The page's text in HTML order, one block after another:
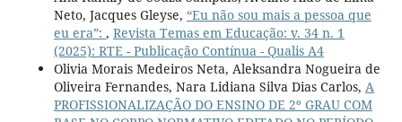
Neto, Jacques Gleyse, “Eu não sou mais a pessoa que
eu era”: , Revista Temas em Educação: v. 34 n. 1
(2025): RTE - Publicação Contínua - Qualis A4
Olivia Morais Medeiros Neta, Aleksandra Nogueira de
Oliveira Fernandes, Nara Lidiana Silva Dias Carlos, A
PROFISSIONALIZAÇÃO DO ENSINO DE 2º GRAU COM